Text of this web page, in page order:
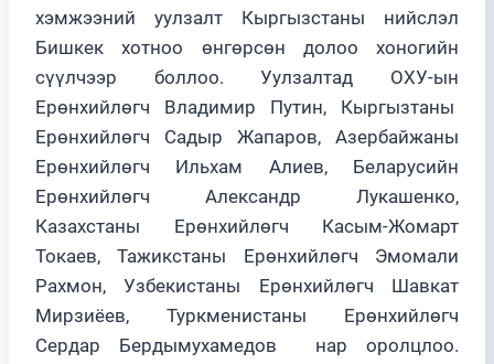
хэмжээний уулзалт Кыргызстаны нийслэл
Бишкек хотноо өнгөрсөн долоо хоногийн
сүүлчээр боллоо. Уулзалтад ОХУ-ын
Ерөнхийлөгч Владимир Путин, Кыргызтаны
Ерөнхийлөгч Садыр Жапаров, Азербайжаны
Ерөнхийлөгч Ильхам Алиев, Беларусийн
Ерөнхийлөгч Александр Лукашенко,
Казахстаны Ерөнхийлөгч Касым-Жомарт
Токаев, Тажикстаны Ерөнхийлөгч Эмомали
Рахмон, Узбекистаны Ерөнхийлөгч Шавкат
Мирзиёев, Туркменистаны Ерөнхийлөгч
Сердар Бердымухамедов нар оролцлоо.